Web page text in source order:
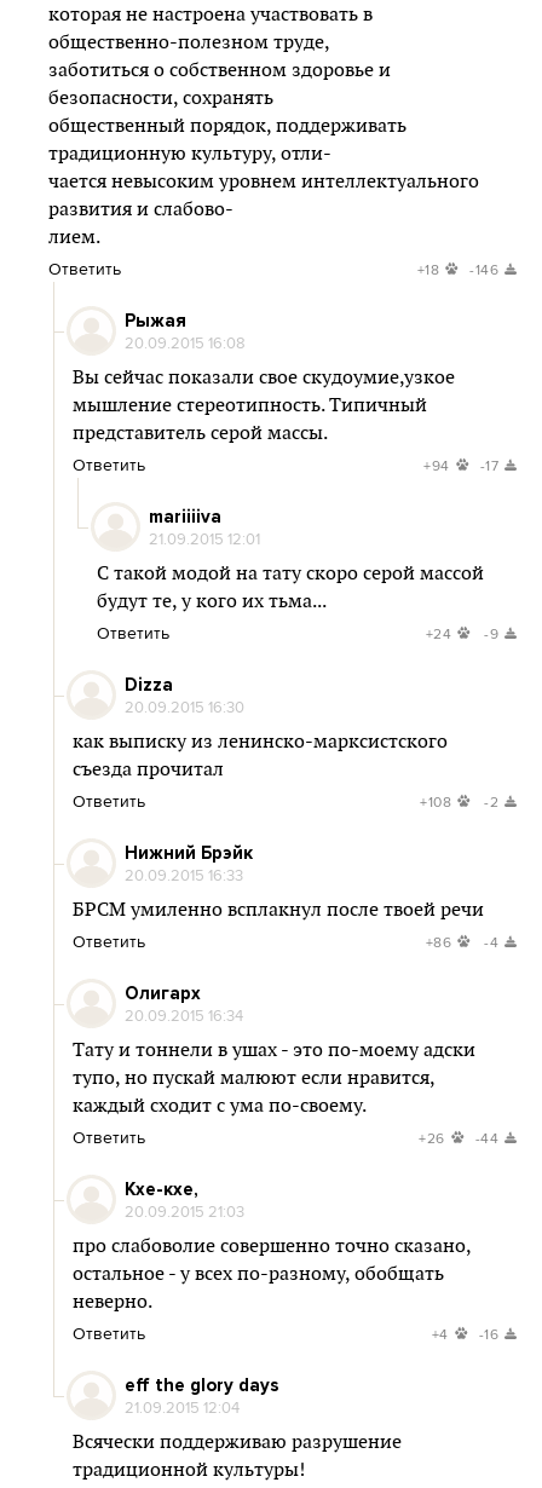
которая не настроена участвовать в
общественно-полезном труде,
заботиться о собственном здоровье и
безопасности, сохранять
общественный порядок, поддерживать
традиционную культуру, отли-
чается невысоким уровнем интеллектуального
развития и слабово-
лием.
Ответить +18 -146
Рыжая
20.09.2015 16:08
Вы сейчас показали свое скудоумие,узкое
мышление стереотипность. Типичный
представитель серой массы.
Ответить +94 -17
mariiiiva
21.09.2015 12:01
С такой модой на тату скоро серой массой
будут те, у кого их тьма...
Ответить +24 -9
Dizza
20.09.2015 16:30
как выписку из ленинско-марксистского
съезда прочитал
Ответить +108 -2
Нижний Брэйк
20.09.2015 16:33
БРСМ умиленно всплакнул после твоей речи
Ответить +86 -4
Олигарх
20.09.2015 16:34
Тату и тоннели в ушах - это по-моему адски
тупо, но пускай малюют если нравится,
каждый сходит с ума по-своему.
Ответить +26 -44
Кхе-кхе,
20.09.2015 21:03
про слабоволие совершенно точно сказано,
остальное - у всех по-разному, обобщать
неверно.
Ответить +4 -16
eff the glory days
21.09.2015 12:04
Всячески поддерживаю разрушение
традиционной культуры!